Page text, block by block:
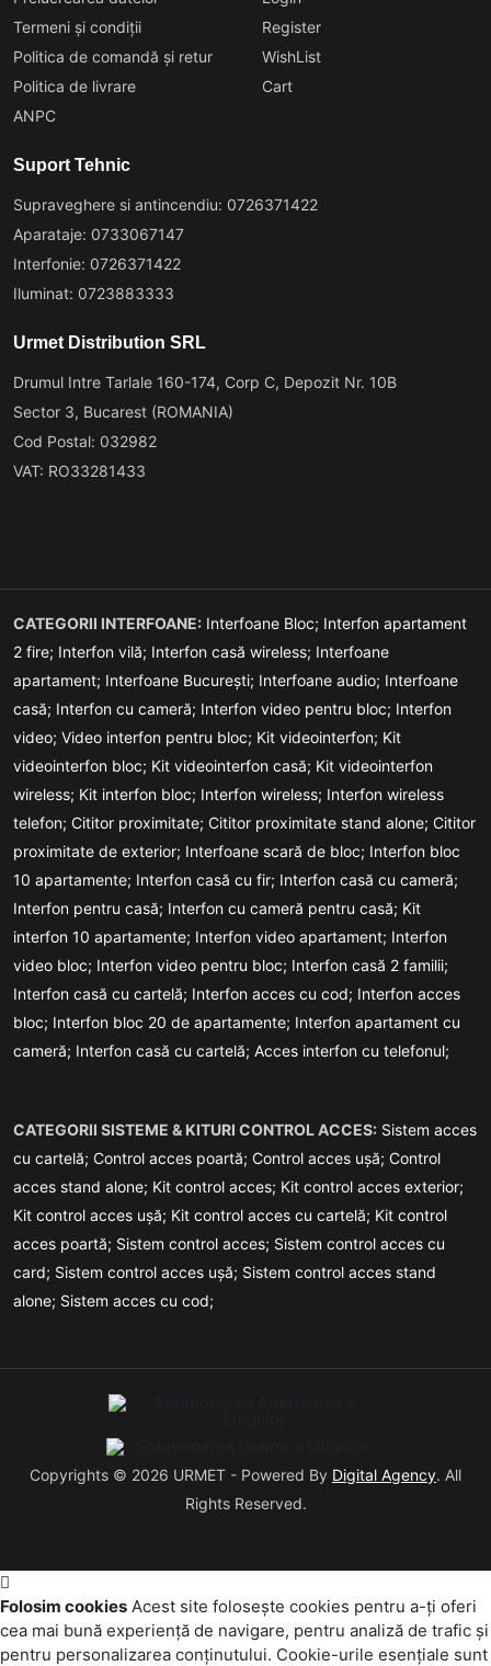
Termeni și condiții
Politica de comandă și retur
Politica de livrare
ANPC
Register
WishList
Cart
Suport Tehnic
Supraveghere si antincendiu: 0726371422
Aparataje: 0733067147
Interfonie: 0726371422
Iluminat: 0723883333
Urmet Distribution SRL
Drumul Intre Tarlale 160-174, Corp C, Depozit Nr. 10B
Sector 3, Bucarest (ROMANIA)
Cod Postal: 032982
VAT: RO33281433
CATEGORII INTERFOANE: Interfoane Bloc; Interfon apartament
2 fire; Interfon vilă; Interfon casă wireless; Interfoane
apartament; Interfoane București; Interfoane audio; Interfoane
casă; Interfon cu cameră; Interfon video pentru bloc; Interfon
video; Video interfon pentru bloc; Kit videointerfon; Kit
videointerfon bloc; Kit videointerfon casă; Kit videointerfon
wireless; Kit interfon bloc; Interfon wireless; Interfon wireless
telefon; Cititor proximitate; Cititor proximitate stand alone; Cititor
proximitate de exterior; Interfoane scară de bloc; Interfon bloc
10 apartamente; Interfon casă cu fir; Interfon casă cu cameră;
Interfon pentru casă; Interfon cu cameră pentru casă; Kit
interfon 10 apartamente; Interfon video apartament; Interfon
video bloc; Interfon video pentru bloc; Interfon casă 2 familii;
Interfon casă cu cartelă; Interfon acces cu cod; Interfon acces
bloc; Interfon bloc 20 de apartamente; Interfon apartament cu
cameră; Interfon casă cu cartelă; Acces interfon cu telefonul;
CATEGORII SISTEME & KITURI CONTROL ACCES: Sistem acces
cu cartelă; Control acces poartă; Control acces ușă; Control
acces stand alone; Kit control acces; Kit control acces exterior;
Kit control acces ușă; Kit control acces cu cartelă; Kit control
acces poartă; Sistem control acces; Sistem control acces cu
card; Sistem control acces ușă; Sistem control acces stand
alone; Sistem acces cu cod;
Copyrights © 2026 URMET - Powered By Digital Agency. All
Rights Reserved.
Folosim cookies Acest site folosește cookies pentru a-ți oferi
cea mai bună experiență de navigare, pentru analiză de trafic și
pentru personalizarea conținutului. Cookie-urile esențiale sunt